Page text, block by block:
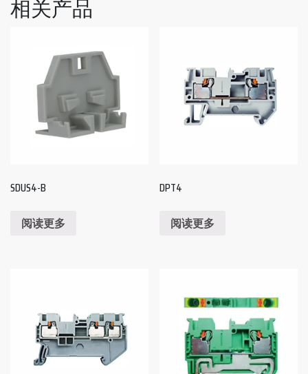
相关产品
SDUS4-B
阅读更多
DPT4
阅读更多